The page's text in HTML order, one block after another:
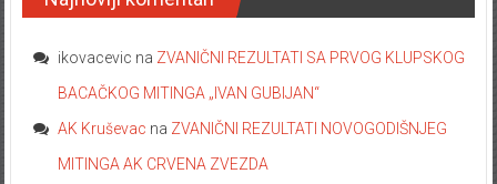
ikovacevic na ZVANIČNI REZULTATI SA PRVOG KLUPSKOG
BACAČKOG MITINGA „IVAN GUBIJAN“
AK Kruševac na ZVANIČNI REZULTATI NOVOGODIŠNJEG
MITINGA AK CRVENA ZVEZDA